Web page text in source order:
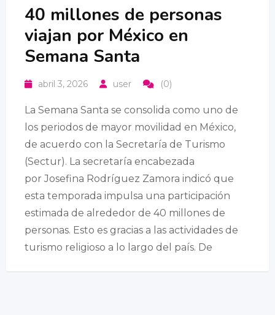
40 millones de personas
viajan por México en
Semana Santa
abril 3, 2026 user (0)
La Semana Santa se consolida como uno de
los periodos de mayor movilidad en México,
de acuerdo con la Secretaría de Turismo
(Sectur). La secretaría encabezada
por Josefina Rodríguez Zamora indicó que
esta temporada impulsa una participación
estimada de alrededor de 40 millones de
personas. Esto es gracias a las actividades de
turismo religioso a lo largo del país. De